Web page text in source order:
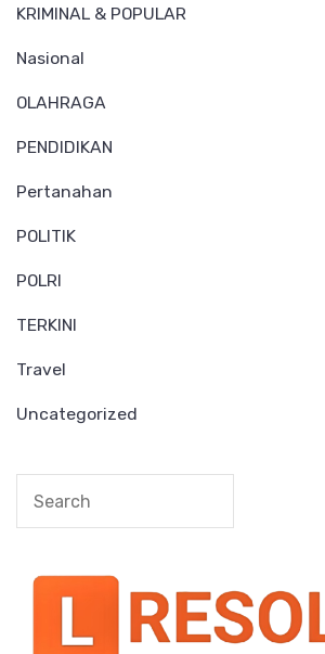
KRIMINAL & POPULAR
Nasional
OLAHRAGA
PENDIDIKAN
Pertanahan
POLITIK
POLRI
TERKINI
Travel
Uncategorized